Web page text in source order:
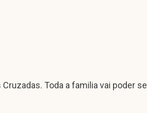
Toda a familia vai poder se